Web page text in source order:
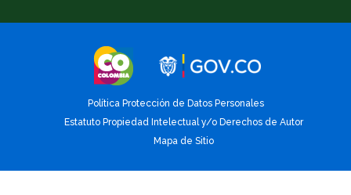
Política Protección de Datos Personales
Estatuto Propiedad Intelectual y/o Derechos de Autor
Mapa de Sitio